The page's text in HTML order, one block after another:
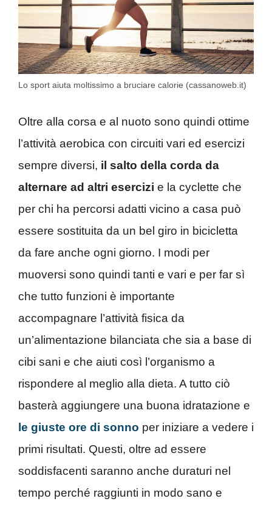
Lo sport aiuta moltissimo a bruciare calorie (cassanoweb.it)
Oltre alla corsa e al nuoto sono quindi ottime
l’attività aerobica con circuiti vari ed esercizi
sempre diversi, il salto della corda da
alternare ad altri esercizi e la cyclette che
per chi ha percorsi adatti vicino a casa può
essere sostituita da un bel giro in bicicletta
da fare anche ogni giorno. I modi per
muoversi sono quindi tanti e vari e per far sì
che tutto funzioni è importante
accompagnare l’attività fisica da
un’alimentazione bilanciata che sia a base di
cibi sani e che aiuti così l’organismo a
rispondere al meglio alla dieta. A tutto ciò
basterà aggiungere una buona idratazione e
le giuste ore di sonno per iniziare a vedere i
primi risultati. Questi, oltre ad essere
soddisfacenti saranno anche duraturi nel
tempo perché raggiunti in modo sano e